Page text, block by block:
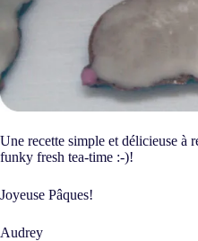
Une recette simple et délicieuse à
funky fresh tea-time :-)!
Joyeuse Pâques!
Audrey